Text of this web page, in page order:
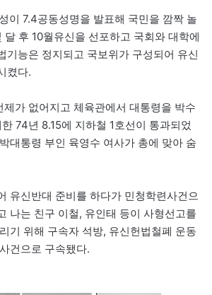
이 7.4공동성명을 발표해 국민을 깜짝 놀
달 후 10월유신을 선포하고 국회와 대학에
기능은 정지되고 국보위가 구성되어 유신
켰다.
가 없어지고 체육관에서 대통령을 박수
74년 8.15에 지하철 1호선이 통과되었
대통령 부인 육영수 여사가 총에 맞아 숨
유신반대 준비를 하다가 민청학련사건으
나는 친구 이철, 유인태 등이 사형선고를
기 위해 구속자 석방, 유신헌법철폐 운동
건으로 구속됐다.